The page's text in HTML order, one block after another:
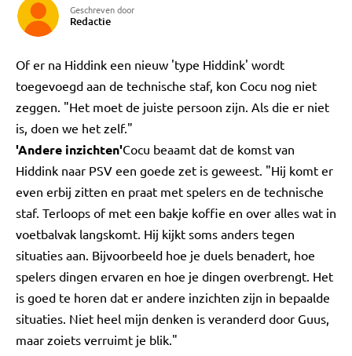
Geschreven door
Redactie
Of er na Hiddink een nieuw 'type Hiddink' wordt
toegevoegd aan de technische staf, kon Cocu nog niet
zeggen. "Het moet de juiste persoon zijn. Als die er niet
is, doen we het zelf."
'Andere inzichten'Cocu beaamt dat de komst van
Hiddink naar PSV een goede zet is geweest. "Hij komt er
even erbij zitten en praat met spelers en de technische
staf. Terloops of met een bakje koffie en over alles wat in
voetbalvak langskomt. Hij kijkt soms anders tegen
situaties aan. Bijvoorbeeld hoe je duels benadert, hoe
spelers dingen ervaren en hoe je dingen overbrengt. Het
is goed te horen dat er andere inzichten zijn in bepaalde
situaties. Niet heel mijn denken is veranderd door Guus,
maar zoiets verruimt je blik."